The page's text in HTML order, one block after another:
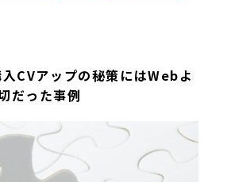
CVアップの秘策にはWebよ
だった事例